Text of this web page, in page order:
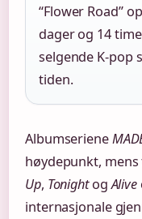
“Flower Road”
dager og 14
selgende K-pop
tiden.
Albumseriene
høydepunkt,
Up, TonightogAlive
internasjonale